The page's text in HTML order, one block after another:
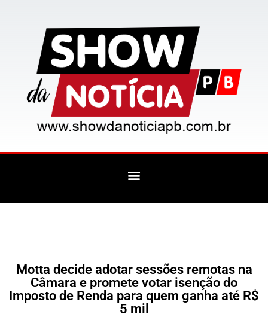
Motta decide adotar sessões remotas na
Câmara e promete votar isenção do
Imposto de Renda para quem ganha até R$
5 mil